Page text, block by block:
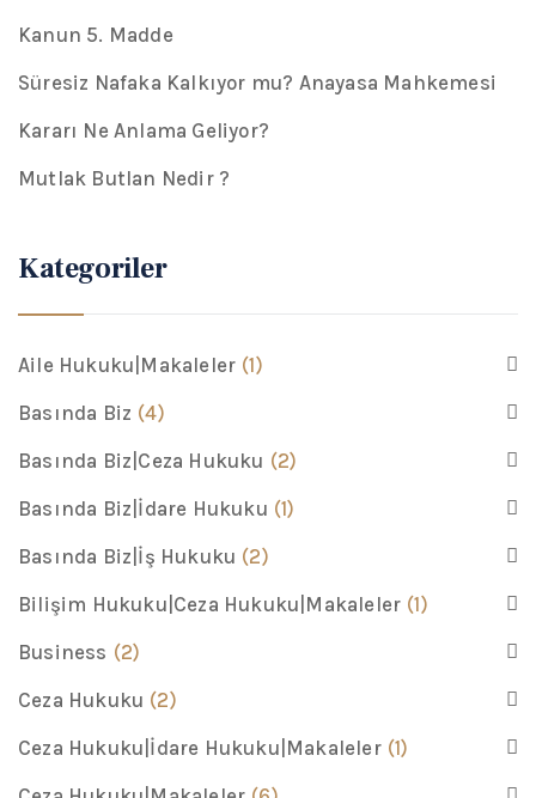
Kanun 5. Madde
Süresiz Nafaka Kalkıyor mu? Anayasa Mahkemesi
Kararı Ne Anlama Geliyor?
Mutlak Butlan Nedir ?
Kategoriler
Aile Hukuku|Makaleler (1)
Basında Biz (4)
Basında Biz|Ceza Hukuku (2)
Basında Biz|İdare Hukuku (1)
Basında Biz|İş Hukuku (2)
Bilişim Hukuku|Ceza Hukuku|Makaleler (1)
Business (2)
Ceza Hukuku (2)
Ceza Hukuku|İdare Hukuku|Makaleler (1)